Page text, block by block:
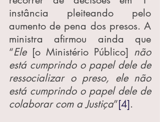
instância pleiteando pelo
aumento de pena dos presos. A
ministra afirmou ainda que
“Ele [o Ministério Público] não
está cumprindo o papel dele de
ressocializar o preso, ele não
está cumprindo o papel dele de
colaborar com a Justiça”[4].